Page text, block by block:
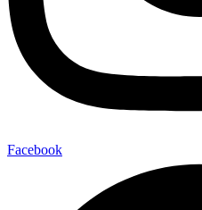
Facebook